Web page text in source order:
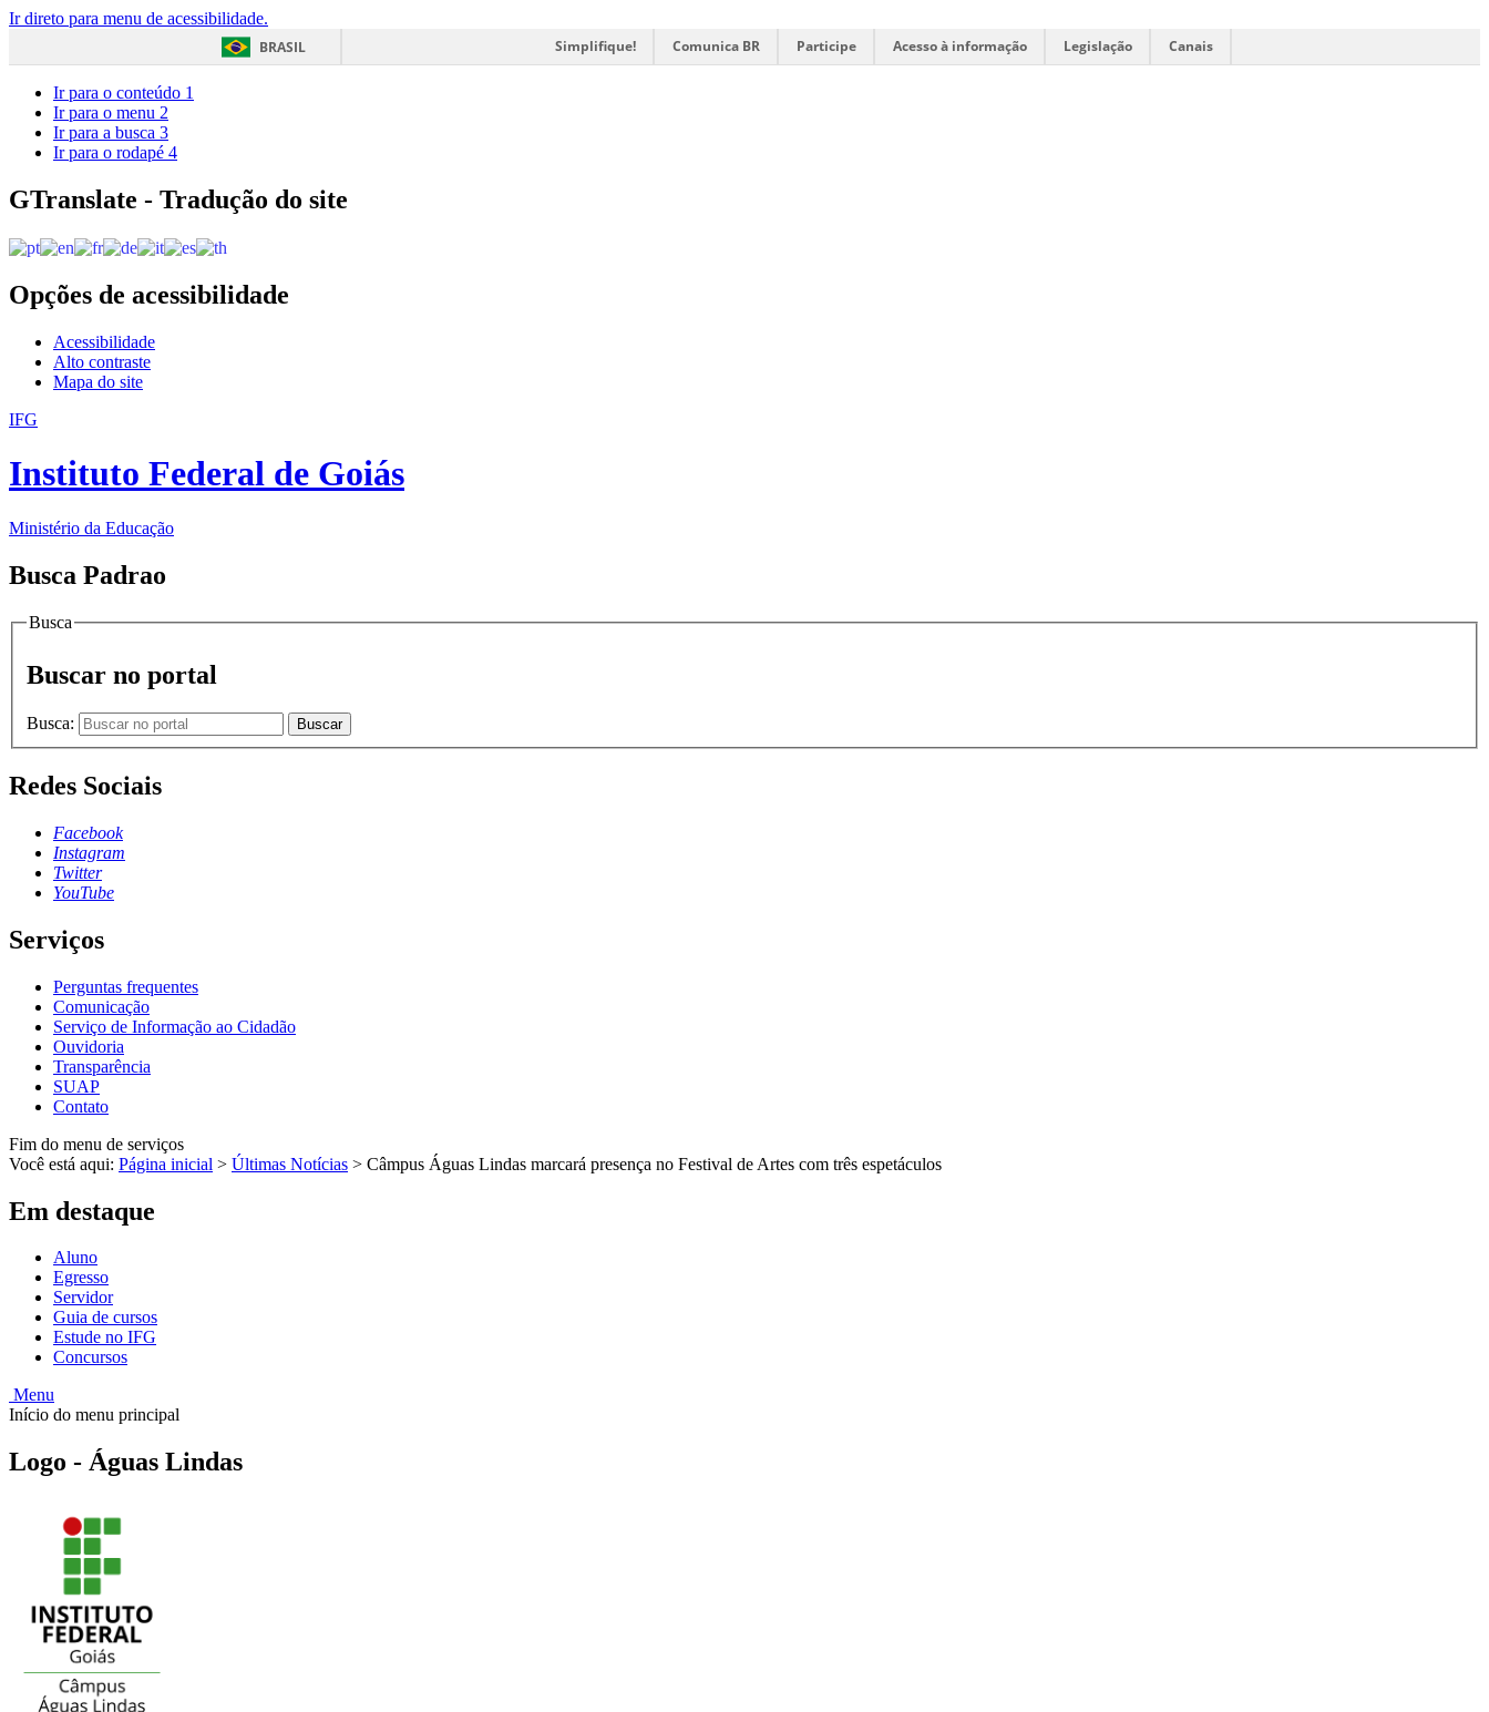
Ir direto para menu de acessibilidade.
BRASIL
Simplifique! Comunica BR Participe Acesso à informação Legislação Canais
Ir para o conteúdo 1
Ir para o menu 2
Ir para a busca 3
Ir para o rodapé 4
GTranslate - Tradução do site
Opções de acessibilidade
Acessibilidade
Alto contraste
Mapa do site
IFG
Instituto Federal de Goiás
Ministério da Educação
Busca Padrao
Busca
Buscar no portal
Busca: Buscar
Redes Sociais
Facebook
Instagram
Twitter
YouTube
Serviços
Perguntas frequentes
Comunicação
Serviço de Informação ao Cidadão
Ouvidoria
Transparência
SUAP
Contato
Fim do menu de serviços
Você está aqui: Página inicial > Últimas Notícias > Câmpus Águas Lindas marcará presença no Festival de Artes com três espetáculos
Em destaque
Aluno
Egresso
Servidor
Guia de cursos
Estude no IFG
Concursos
Menu
Início do menu principal
Logo - Águas Lindas